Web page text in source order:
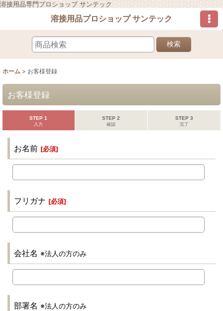
溶接用品専門プロショップ サンテック
溶接用品プロショップ サンテック
検索
ホーム > お客様登録
お客様登録
STEP 1
入力
STEP 2
確認
STEP 3
完了
お名前 [必須]
フリガナ [必須]
会社名 ※法人の方のみ
部署名 ※法人の方のみ